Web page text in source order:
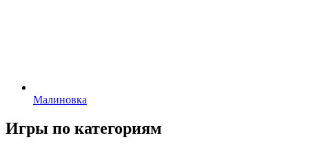
Малиновка
Игры по категориям